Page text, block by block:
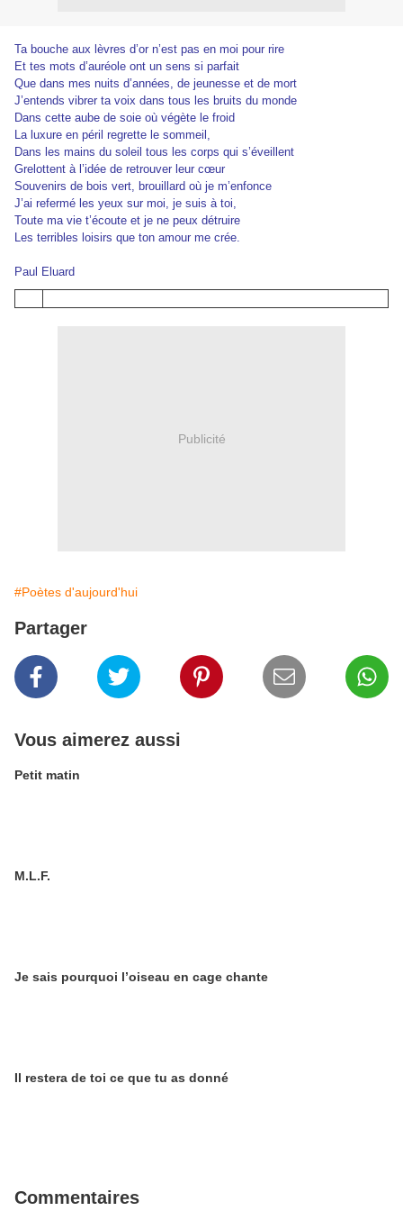
Ta bouche aux lèvres d’or n’est pas en moi pour rire
Et tes mots d’auréole ont un sens si parfait
Que dans mes nuits d’années, de jeunesse et de mort
J’entends vibrer ta voix dans tous les bruits du monde
Dans cette aube de soie où végète le froid
La luxure en péril regrette le sommeil,
Dans les mains du soleil tous les corps qui s’éveillent
Grelottent à l’idée de retrouver leur cœur
Souvenirs de bois vert, brouillard où je m’enfonce
J’ai refermé les yeux sur moi, je suis à toi,
Toute ma vie t’écoute et je ne peux détruire
Les terribles loisirs que ton amour me crée.
Paul Eluard
Publicité
#Poètes d'aujourd'hui
Partager
Vous aimerez aussi
Petit matin
M.L.F.
Je sais pourquoi l’oiseau en cage chante
Il restera de toi ce que tu as donné
Commentaires